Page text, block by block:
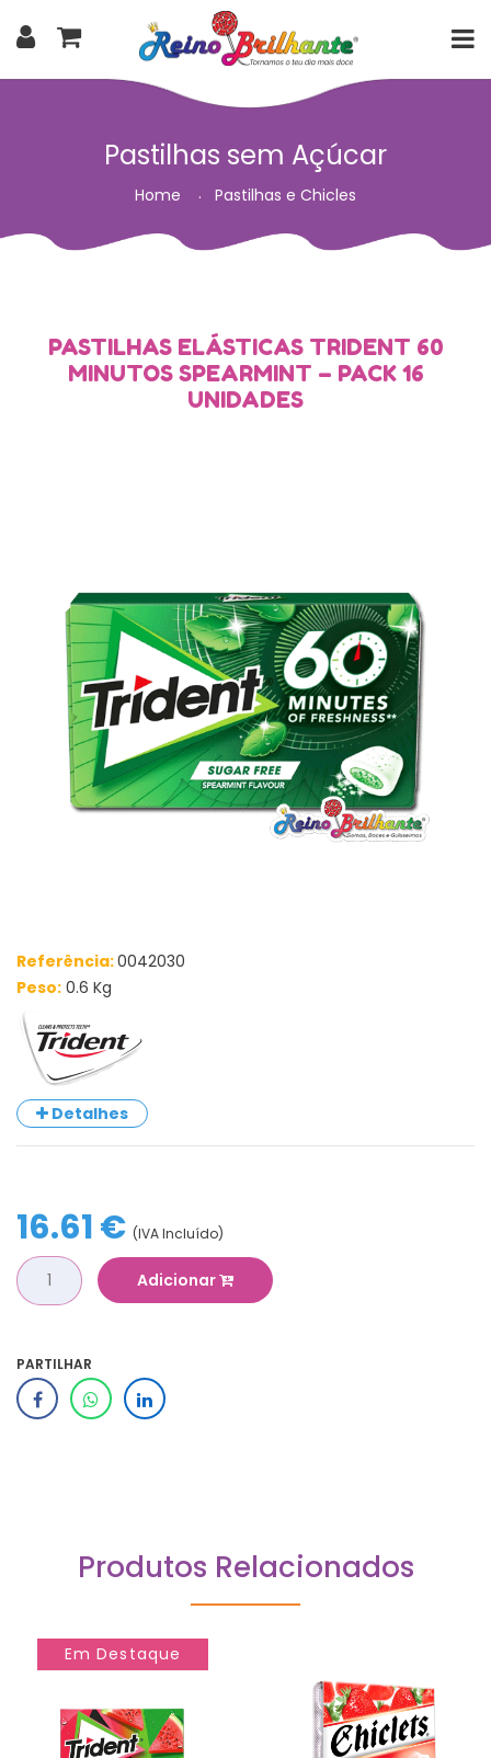
Pastilhas sem Açúcar
Home Pastilhas e Chicles
PASTILHAS ELÁSTICAS TRIDENT 60
MINUTOS SPEARMINT – PACK 16
UNIDADES
Referência:0042030
Peso: 0.6 Kg
Detalhes
16.61 € (IVA Incluído)
Adicionar
PARTILHAR
Produtos Relacionados
Em Destaque